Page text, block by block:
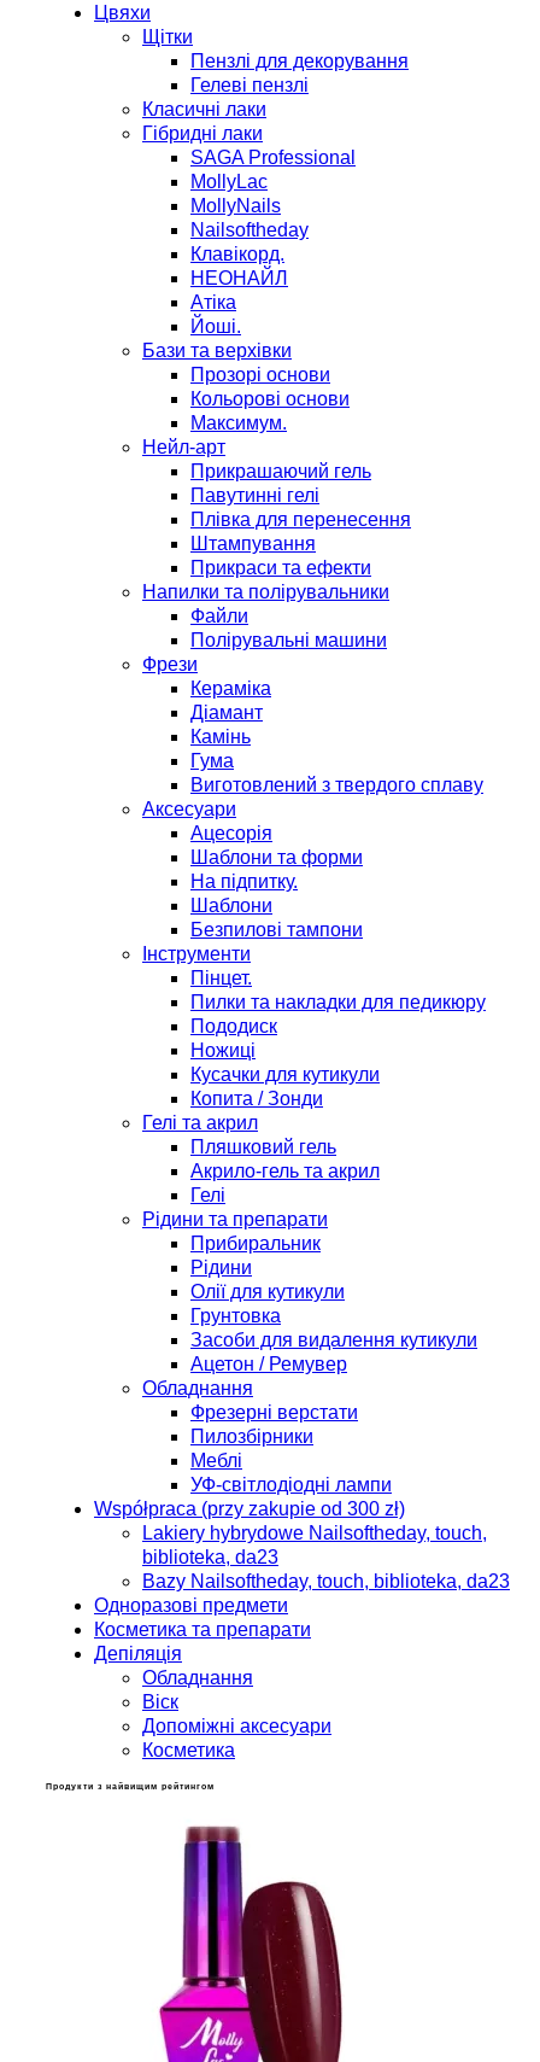
Цвяхи
Щітки
Пензлі для декорування
Гелеві пензлі
Класичні лаки
Гібридні лаки
SAGA Professional
MollyLac
MollyNails
Nailsoftheday
Клавікорд.
НЕОНАЙЛ
Атіка
Йоші.
Бази та верхівки
Прозорі основи
Кольорові основи
Максимум.
Нейл-арт
Прикрашаючий гель
Павутинні гелі
Плівка для перенесення
Штампування
Прикраси та ефекти
Напилки та полірувальники
Файли
Полірувальні машини
Фрези
Кераміка
Діамант
Камінь
Гума
Виготовлений з твердого сплаву
Аксесуари
Ацесорія
Шаблони та форми
На підпитку.
Шаблони
Безпилові тампони
Інструменти
Пінцет.
Пилки та накладки для педикюру
Пододиск
Ножиці
Кусачки для кутикули
Копита / Зонди
Гелі та акрил
Пляшковий гель
Акрило-гель та акрил
Гелі
Рідини та препарати
Прибиральник
Рідини
Олії для кутикули
Грунтовка
Засоби для видалення кутикули
Ацетон / Ремувер
Обладнання
Фрезерні верстати
Пилозбірники
Меблі
УФ-світлодіодні лампи
Współpraca (przy zakupie od 300 zł)
Lakiery hybrydowe Nailsoftheday, touch,
biblioteka, da23
Bazy Nailsoftheday, touch, biblioteka, da23
Одноразові предмети
Косметика та препарати
Депіляція
Обладнання
Віск
Допоміжні аксесуари
Косметика
Продукти з найвищим рейтингом